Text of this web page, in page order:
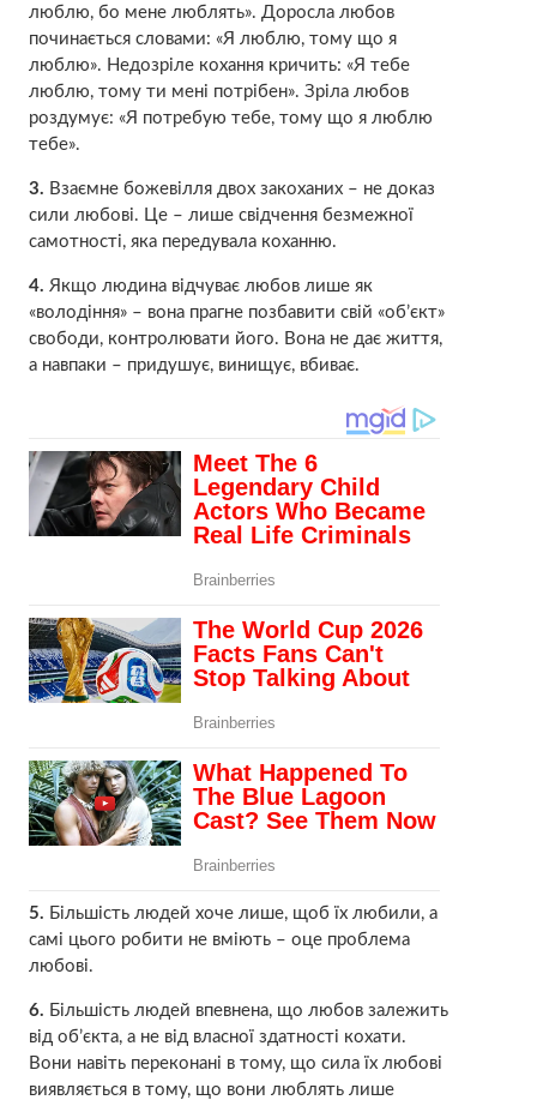
люблю, бо мене люблять». Доросла любов
починається словами: «Я люблю, тому що я
люблю». Недозріле кохання кричить: «Я тебе
люблю, тому ти мені потрібен». Зріла любов
роздумує: «Я потребую тебе, тому що я люблю
тебе».
3. Взаємне божевілля двох закоханих – не доказ
сили любові. Це – лише свідчення безмежної
самотності, яка передувала коханню.
4. Якщо людина відчуває любов лише як
«володіння» – вона прагне позбавити свій «об’єкт»
свободи, контролювати його. Вона не дає життя,
а навпаки – придушує, винищує, вбиває.
5. Більшість людей хоче лише, щоб їх любили, а
самі цього робити не вміють – оце проблема
любові.
6. Більшість людей впевнена, що любов залежить
від об’єкта, а не від власної здатності кохати.
Вони навіть переконані в тому, що сила їх любові
виявляється в тому, що вони люблять лише